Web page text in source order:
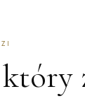
który